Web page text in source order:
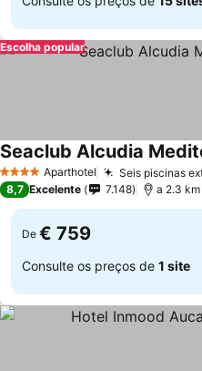
Escolha popular
4 EstrelasAparthotel Seis piscinas
Seaclub Alcudia
8,7 Excelente 7.148 a 2.3
De € 759
Consulte os preços de 1 site